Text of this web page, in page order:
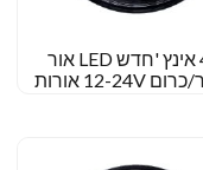
4.5 אינץ 'חדש LED אור
שחור/כרום 12-24V אורות